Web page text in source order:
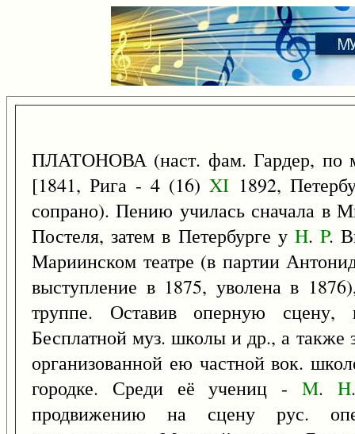
ПЛАТОНОВА (наст. фам. Гардер,
[1841, Рига - 4 (16)XI 1892,
сопрано). Пению училась сначала в
Постеля, затем в Петербурге у H.P.
Мариинском театре (в партии
выступление в 1875, уволена в
труппе. Оставив оперную
Бесплатной муз. школы и др., а также
организованной ею частной вок.
городке. Среди её учениц - M. H
продвижению на сцену рус.